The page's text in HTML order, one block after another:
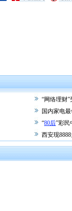
“网络理财”
国内家电
“80后”彩民
西安现